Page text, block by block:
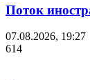
Поток
07.08.2026, 19:27
614